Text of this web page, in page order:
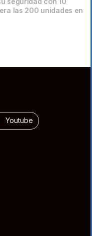
las 200 unidades en
Youtube